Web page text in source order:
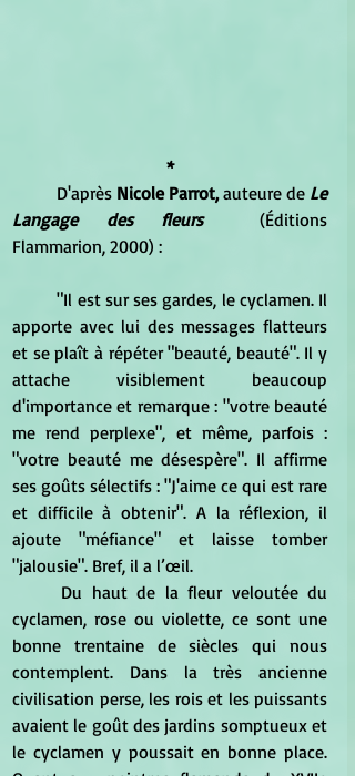
*
	D'après
Nicole Parrot, auteure de Le
Langage des fleurs
  (Éditions
Flammarion, 2000) :
	"Il est sur ses gardes, le cyclamen. Il
apporte avec lui des messages flatteurs
et se plaît à répéter "beauté, beauté". Il y
attache visiblement beaucoup
d'importance et remarque : "votre beauté
me rend perplexe", et même, parfois :
"votre beauté me désespère". Il affirme
ses goûts sélectifs : "J'aime ce qui est rare
et difficile à obtenir". A la réflexion, il
ajoute "méfiance" et laisse tomber
"jalousie". Bref, il a l’œil.
cyclamen, rose ou violette, ce sont une
bonne trentaine de siècles qui nous
contemplent. Dans la très ancienne
civilisation perse, les rois et les puissants
avaient le goût des jardins somptueux et
le cyclamen y poussait en bonne place.